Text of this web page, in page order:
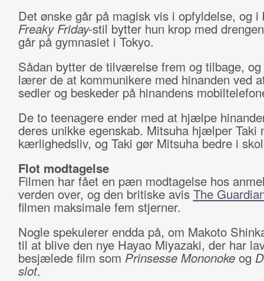
Det ønske går på magisk vis i opfyldelse, og i
Freaky Friday-stil bytter hun krop med
går på gymnasiet i Tokyo.
Sådan bytter de tilværelse frem og tilbage,
lærer de at kommunikere med hinanden ved
sedler og beskeder på hinandens
De to teenagere ender med at hjælpe
deres unikke egenskab. Mitsuha hjælper Taki
kærlighedsliv, og Taki gør Mitsuha bedre i
Flot modtagelse
Filmen har fået en pæn modtagelse hos
verden over, og den britiske avis The
filmen maksimale fem stjerner.
Nogle spekulerer endda på, om Makoto
til at blive den nye Hayao Miyazaki, der har
besjælede film som Prinsesse Mononoke og
slot.